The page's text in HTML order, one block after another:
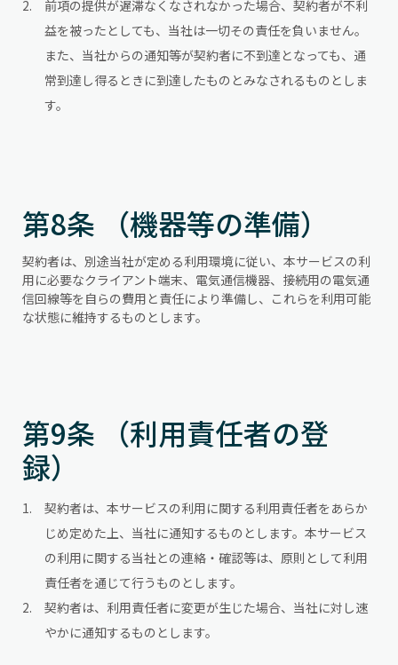
前項の提供が遅滞なくなされなかった場合、契約者が不利
益を被ったとしても、当社は一切その責任を負いません。
また、当社からの通知等が契約者に不到達となっても、通
常到達し得るときに到達したものとみなされるものとしま
す。
第8条 （機器等の準備）
契約者は、別途当社が定める利用環境に従い、本サービスの利
用に必要なクライアント端末、電気通信機器、接続用の電気通
信回線等を自らの費用と責任により準備し、これらを利用可能
な状態に維持するものとします。
第9条 （利用責任者の登
録）
契約者は、本サービスの利用に関する利用責任者をあらか
じめ定めた上、当社に通知するものとします。本サービス
の利用に関する当社との連絡・確認等は、原則として利用
責任者を通じて行うものとします。
契約者は、利用責任者に変更が生じた場合、当社に対し速
やかに通知するものとします。